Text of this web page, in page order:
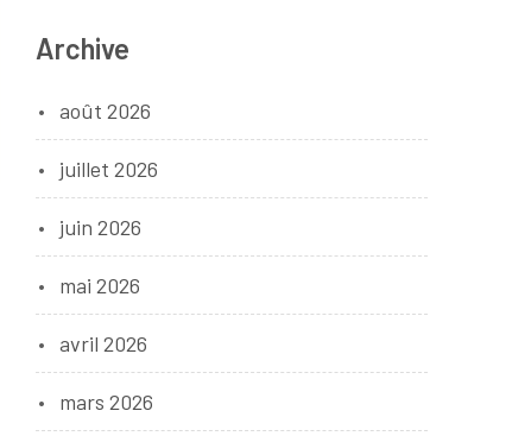
Archive
août 2026
juillet 2026
juin 2026
mai 2026
avril 2026
mars 2026